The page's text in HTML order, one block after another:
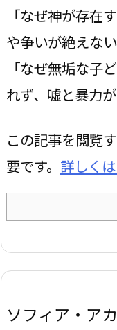
「なぜ神が存在
や争いが絶えない
「なぜ無垢な子
れず、嘘と暴力
この記事を閲覧
要です。 詳しく
ソフィア・ア